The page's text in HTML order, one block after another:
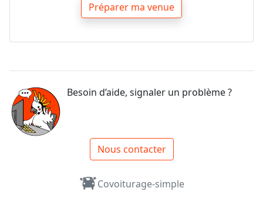
Préparer ma venue
Besoin d’aide, signaler un problème ?
Nous contacter
Covoiturage-simple